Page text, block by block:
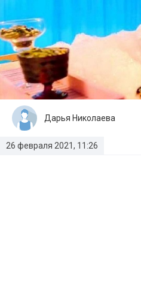
26 февраля 2021, 11:26
Дарья Николаева